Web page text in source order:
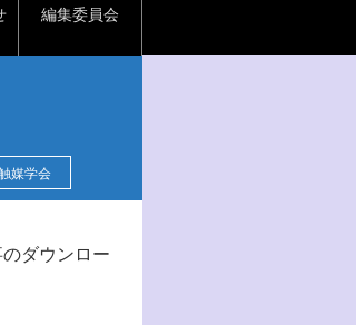
編集委員会
媒学会
ダウンロー